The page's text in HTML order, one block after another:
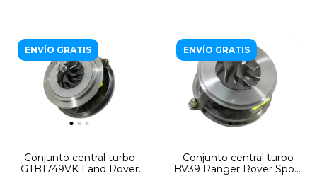
ENVÍO GRATIS
Conjunto central turbo
GTB1749VK Land Rover
ENVÍO GRATIS
Conjunto central turbo
BV39 Ranger Rover Sport